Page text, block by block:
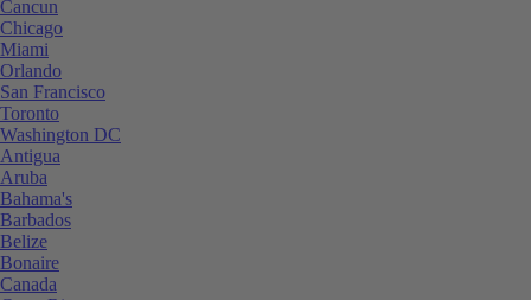
Cancun
Chicago
Miami
Orlando
San Francisco
Toronto
Washington DC
Antigua
Aruba
Bahama's
Barbados
Belize
Bonaire
Canada